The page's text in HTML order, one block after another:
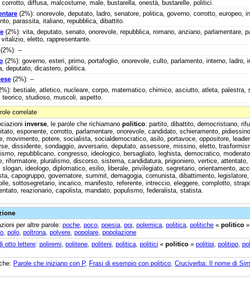
corrotto, diffusa, malcostume, male, bustarella, onestà, bustarelle, politici.
(2%): onorevole, deputato, ladro, senatore, politica, governo, corrotto, europeo,
parassita, italiano, repubblica, dibattito.
(2%): vita, deputato, senato, onorevole, repubblica, romano, anziano, parlamentare,
eletto, rappresentante.
(2%): --
(2%): governo, esteri, primo, portafoglio, onorevole, culto, parlamento, interno, ladro,
deputato, dicastero, politica.
(2%): --
bestiale, atletico, nucleare, corpo, matematico, chimico, asciutto, atleta, palestra,
teorico, studioso, muscoli, aspetto.
correlate
inverse , le parole che richiamano politico: partito, dibattito, democristiano,
esponente, corrotto, parlamentare, onorevole, candidato, schieramento,
movimento, potere, socialista, socialdemocratico, asilo, portavoce, oppositore,
dissidente, sondaggio, avversario, deputato, assessore, missino, eletto,
repubblicano, congresso, ideologico, bersagliato, leghista, democratico,
riformatore, pluralismo, discorso, sistema, candidatura, prigioniero, vertice, attentato,
slogan, ideologo, diplomatico, esilio, liberale, privilegiato, segretario, orientamento,
capogruppo, governatore, summit, demagogia, comunista, dibattimento, legislatore,
sottosegretario, incarico, manifesto, referente, intreccio, eleggere, complotto,
reazionario, capolista, mandato, populismo, federalista, statista.
per altre parole: poche poco poesia poi polemica politica politiche « politico »
polo poltrona polvere popolare popolazione
otto lettere: poliremi politene politeni politica politici « politico » politipi politipo
Parole che iniziano con P, Frasi di esempio con politico Cruciverba: Il nome di